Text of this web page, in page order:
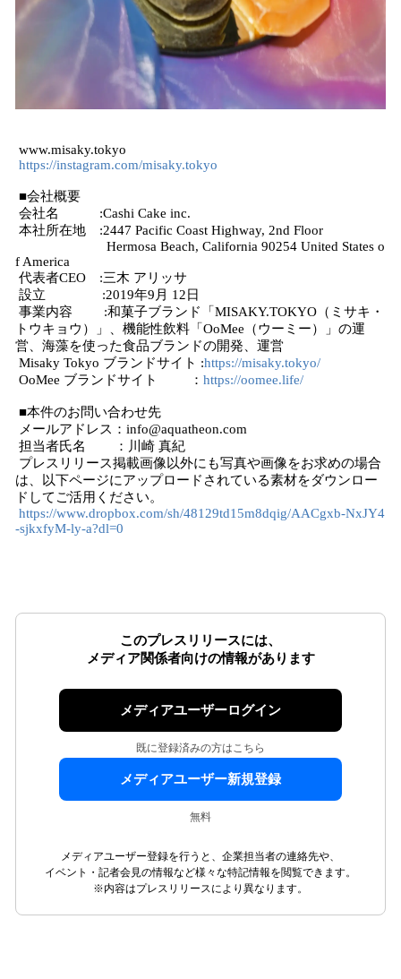
www.misaky.tokyo
https://instagram.com/misaky.tokyo
■会社概要
会社名 :Cashi Cake inc.
本社所在地 :2447 Pacific Coast Highway, 2nd Floor
Hermosa Beach, California 90254 United States o
f America
代表者CEO :三木 アリッサ
設立 :2019年9月 12日
事業内容 :和菓子ブランド「MISAKY.TOKYO（ミサキ・
トウキョウ）」、機能性飲料「OoMee（ウーミー）」の運
営、海藻を使った食品ブランドの開発、運営
Misaky Tokyo ブランドサイト :https://misaky.tokyo/
OoMee ブランドサイト ： https://oomee.life/
■本件のお問い合わせ先
メールアドレス：info@aquatheon.com
担当者氏名 ：川崎 真紀
プレスリリース掲載画像以外にも写真や画像をお求めの場合
は、以下ページにアップロードされている素材をダウンロー
ドしてご活用ください。
https://www.dropbox.com/sh/48129td15m8dqig/AACgxb-NxJY4
-sjkxfyM-ly-a?dl=0
このプレスリリースには、
メディア関係者向けの情報があります
メディアユーザーログイン
既に登録済みの方はこちら
メディアユーザー新規登録
無料
メディアユーザー登録を行うと、企業担当者の連絡先や、
イベント・記者会見の情報など様々な特記情報を閲覧できます。
※内容はプレスリリースにより異なります。